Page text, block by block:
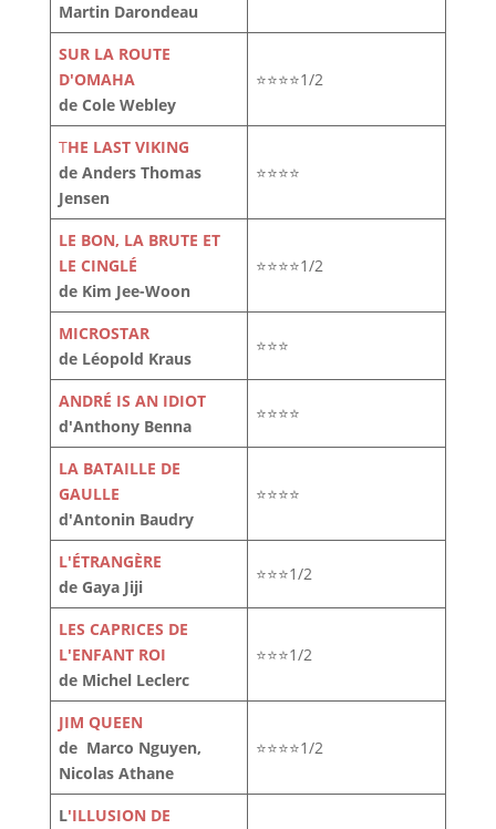
Martin Darondeau
SUR LA ROUTE
D'OMAHA
de Cole Webley
⭐⭐⭐⭐1/2
THE LAST VIKING
de Anders Thomas
Jensen
⭐⭐⭐⭐
LE BON, LA BRUTE ET
LE CINGLÉ
de Kim Jee-Woon
⭐⭐⭐⭐1/2
MICROSTAR
de Léopold Kraus
⭐⭐⭐
ANDRÉ IS AN IDIOT
d'Anthony Benna
⭐⭐⭐⭐
LA BATAILLE DE
GAULLE
d'Antonin Baudry
⭐⭐⭐⭐
L'ÉTRANGÈRE
de Gaya Jiji
⭐⭐⭐1/2
LES CAPRICES DE
L'ENFANT ROI
de Michel Leclerc
⭐⭐⭐1/2
JIM QUEEN
de Marco Nguyen,
Nicolas Athane
⭐⭐⭐⭐1/2
L'ILLUSION DE